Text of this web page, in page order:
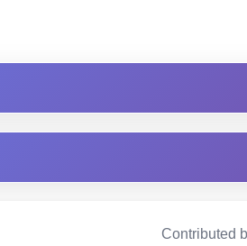
Contributed